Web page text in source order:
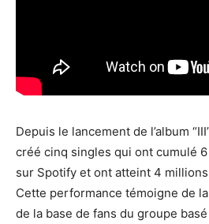
Depuis le lancement de l’album
créé cinq singles qui ont cumulé
sur Spotify et ont atteint 4
Cette performance témoigne de
de la base de fans du groupe